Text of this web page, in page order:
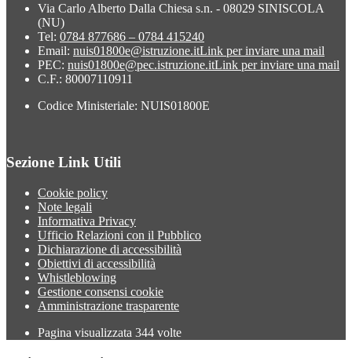
Via Carlo Alberto Dalla Chiesa s.n. - 08029 SINISCOLA
(NU)
Tel: 0784 877686 – 0784 415240
Email: nuis01800e@istruzione.itLink per inviare una mail
PEC: nuis01800e@pec.istruzione.itLink per inviare una mail
C.F.: 80007110911
Codice Ministeriale: NUIS01800E
Sezione Link Utili
Cookie policy
Note legali
Informativa Privacy
Ufficio Relazioni con il Pubblico
Dichiarazione di accessibilità
Obiettivi di accessibilità
Whistleblowing
Gestione consensi cookie
Amministrazione trasparente
Pagina visualizzata 344 volte